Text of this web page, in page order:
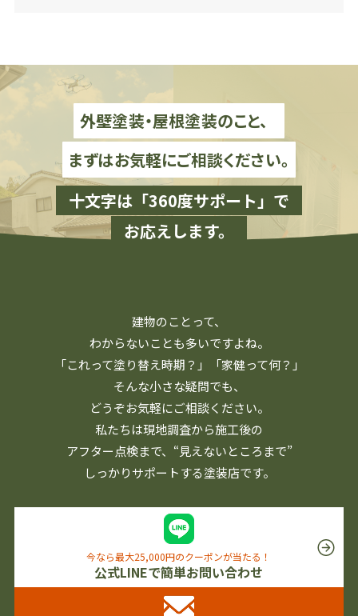
外壁塗装・屋根塗装のこと、
まずはお気軽にご相談ください。
十文字は「360度サポート」で
お応えします。
建物のことって、
わからないことも多いですよね。
「これって塗り替え時期？」「家健って何？」
そんな小さな疑問でも、
どうぞお気軽にご相談ください。
私たちは現地調査から施工後の
アフター点検まで、 “見えないところまで”
しっかりサポートする塗装店です。
今なら最大25,000円のクーポンが当たる！
公式LINEで簡単お問い合わせ